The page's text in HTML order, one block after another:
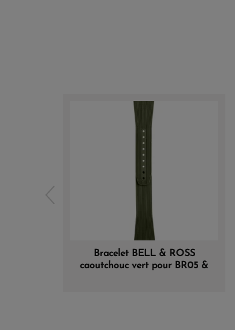
Bracelet BELL & ROSS
caoutchouc vert pour BR05 &